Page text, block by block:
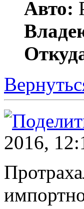
Авто:
2016,